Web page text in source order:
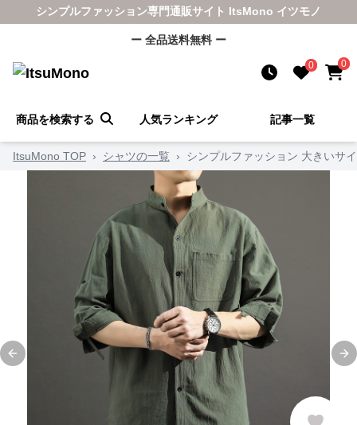
シンプルファッション専門通販サイト ItsMono イツモノ
ー 全品送料無料 ー
0 0
商品を検索する 人気ランキング 記事一覧
ItsuMono TOP › シャツの一覧 › シンプルファッション 大きいサ
Previous slide